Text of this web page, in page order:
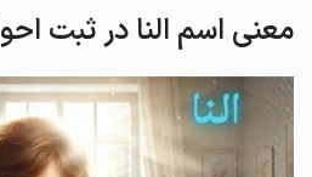
معنی اسم النا در ثبت